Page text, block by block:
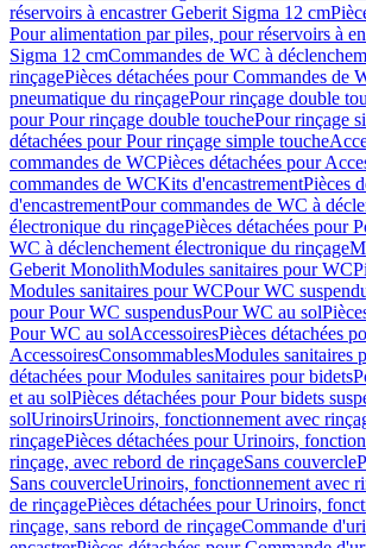
réservoirs à encastrer Geberit Sigma 12 cm
Pour alimentation par piles, pour réservoirs à
Sigma 12 cmCommandes de WC à
rinçagePièces détachées pour Commandes de
pneumatique du rinçagePour rinçage double
pour Pour rinçage double touchePour rinçage
détachées pour Pour rinçage simple touche
commandes de WCPièces détachées pour
commandes de WCKits d'encastrementPièces
d'encastrementPour commandes de WC à
électronique du rinçagePièces détachées pour
WC à déclenchement électronique du rinçage
Geberit MonolithModules sanitaires pour WC
Modules sanitaires pour WCPour WC
pour Pour WC suspendusPour WC au sol
Pour WC au solAccessoiresPièces détachées
AccessoiresConsommablesModules sanitaires
détachées pour Modules sanitaires pour bidets
et au solPièces détachées pour Pour bidets
solUrinoirsUrinoirs, fonctionnement avec
rinçagePièces détachées pour Urinoirs,
rinçage, avec rebord de rinçageSans couvercle
Sans couvercleUrinoirs, fonctionnement avec
de rinçagePièces détachées pour Urinoirs,
rinçage, sans rebord de rinçageCommande